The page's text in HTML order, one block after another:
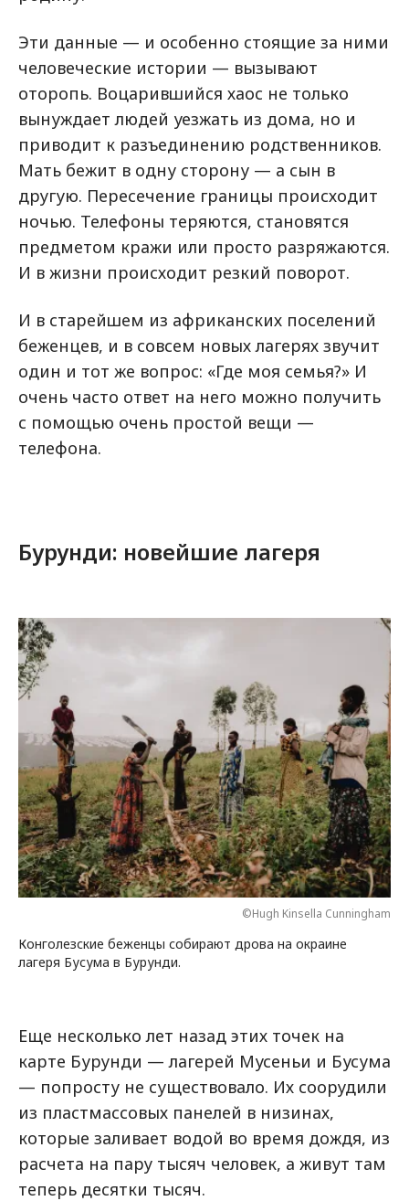
Эти данные — и особенно стоящие за ними
человеческие истории — вызывают
оторопь. Воцарившийся хаос не только
вынуждает людей уезжать из дома, но и
приводит к разъединению родственников.
Мать бежит в одну сторону — а сын в
другую. Пересечение границы происходит
ночью. Телефоны теряются, становятся
предметом кражи или просто разряжаются.
И в жизни происходит резкий поворот.
И в старейшем из африканских поселений
беженцев, и в совсем новых лагерях звучит
один и тот же вопрос: «Где моя семья?» И
очень часто ответ на него можно получить
с помощью очень простой вещи —
телефона.
Бурунди: новейшие лагеря
©Hugh Kinsella Cunningham
Конголезские беженцы собирают дрова на окраине
лагеря Бусума в Бурунди.
Еще несколько лет назад этих точек на
карте Бурунди — лагерей Мусеньи и Бусума
— попросту не существовало. Их соорудили
из пластмассовых панелей в низинах,
которые заливает водой во время дождя, из
расчета на пару тысяч человек, а живут там
теперь десятки тысяч.